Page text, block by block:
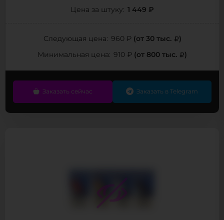
Цена за штуку: 1 449 ₽
Следующая цена: 960 ₽ (от 30 тыс. )
Минимальная цена: 910 ₽ (от 800 тыс. )
Заказать сейчас Заказать в Telegram